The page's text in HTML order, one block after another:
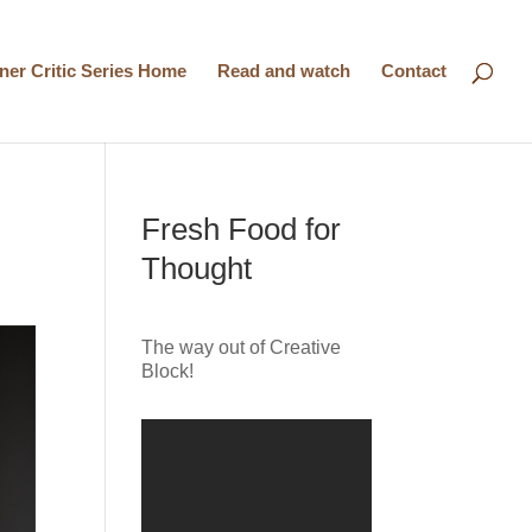
Critic Series Home Read and watch Contact
Fresh Food for
Thought
The way out of Creative
Block!